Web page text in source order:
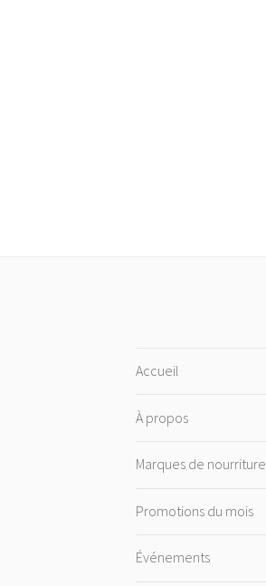
Accueil
À propos
Marques de nourriture
Promotions du mois
Événements